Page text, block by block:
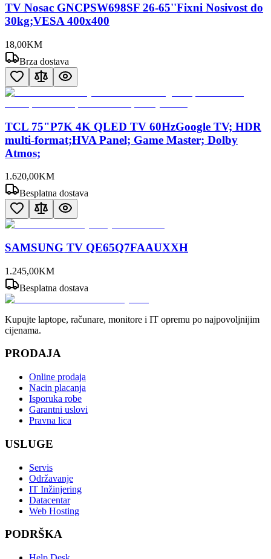
TV Nosac GNCPSW698SF 26-65''Fixni Nosivost do
30kg;VESA 400x400
18,00KM
Brza dostava
TCL 75"P7K 4K QLED TV 60HzGoogle TV; HDR
multi-format;HVA Panel; Game Master; Dolby
Atmos;
1.620,00KM
Besplatna dostava
SAMSUNG TV QE65Q7FAAUXXH
1.245,00KM
Besplatna dostava
Kupujte laptope, računare, monitore i IT opremu po najpovoljnijim
cijenama.
PRODAJA
Online prodaja
Nacin placanja
Isporuka robe
Garantni uslovi
Pravna lica
USLUGE
Servis
Održavanje
IT Inžinjering
Datacentar
Web Hosting
PODRŠKA